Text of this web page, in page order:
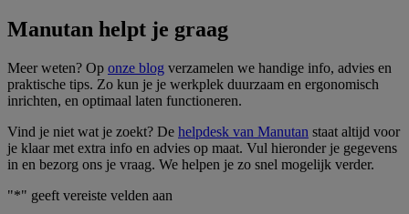
Manutan helpt je graag
Meer weten? Op onze blog verzamelen we handige info, advies en
praktische tips. Zo kun je je werkplek duurzaam en ergonomisch
inrichten, en optimaal laten functioneren.
Vind je niet wat je zoekt? De helpdesk van Manutan staat altijd voor
je klaar met extra info en advies op maat. Vul hieronder je gegevens
in en bezorg ons je vraag. We helpen je zo snel mogelijk verder.
"*" geeft vereiste velden aan